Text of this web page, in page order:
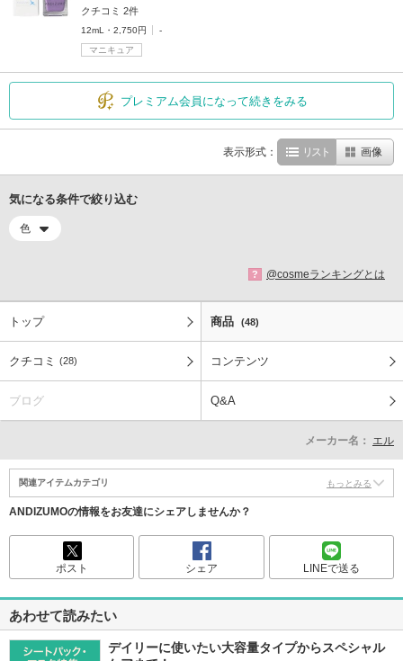
クチコミ 2件
12mL・2,750円
-
マニキュア
プレミアム会員になって続きをみる
表示形式： リスト 画像
気になる条件で絞り込む
色
? @cosmeランキングとは
トップ 商品 (48)
クチコミ (28) コンテンツ
ブログ Q&A
メーカー名： エル
関連アイテムカテゴリ もっとみる
ANDIZUMOの情報をお友達にシェアしませんか？
ポスト シェア LINEで送る
あわせて読みたい
デイリーに使いたい大容量タイプからスペシャル